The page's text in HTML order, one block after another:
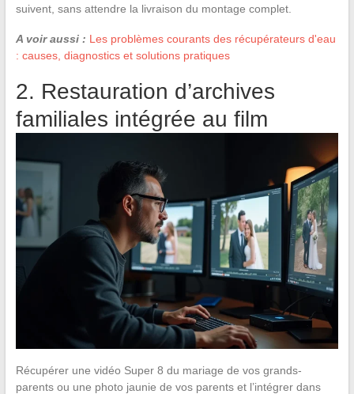
suivent, sans attendre la livraison du montage complet.
A voir aussi : Les problèmes courants des récupérateurs d'eau
: causes, diagnostics et solutions pratiques
2. Restauration d’archives
familiales intégrée au film
Récupérer une vidéo Super 8 du mariage de vos grands-
parents ou une photo jaunie de vos parents et l’intégrer dans